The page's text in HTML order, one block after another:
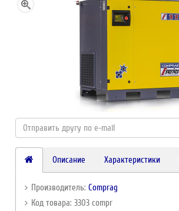
Описание Характеристики
Производитель:Comprag
Код товара: 3303 compr